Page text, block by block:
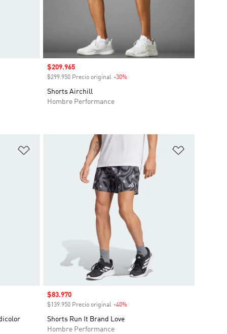
Precio de venta
$209.965
$299.950 Precio original -30%Descuento
Shorts Airchill
Hombre Performance
Añadir a la lista de deseos
Precio de venta
$83.970
$139.950 Precio original -40%Descuento
Shorts Run It Brand Love
Hombre Performance